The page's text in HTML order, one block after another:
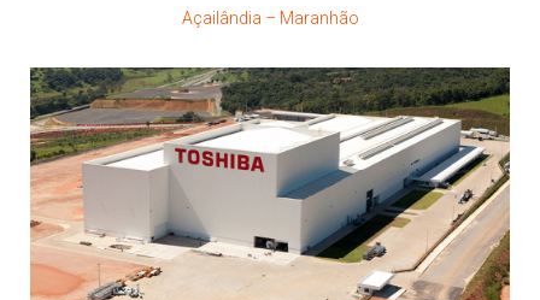
Açailândia – Maranhão